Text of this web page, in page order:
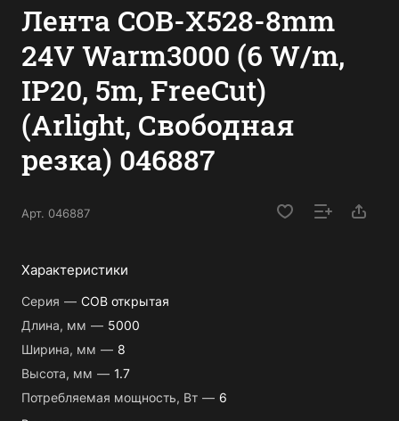
Лента COB-X528-8mm
24V Warm3000 (6 W/m,
IP20, 5m, FreeCut)
(Arlight, Свободная
резка) 046887
Арт. 046887
Характеристики
Серия — COB открытая
Длина, мм — 5000
Ширина, мм — 8
Высота, мм — 1.7
Потребляемая мощность, Вт — 6